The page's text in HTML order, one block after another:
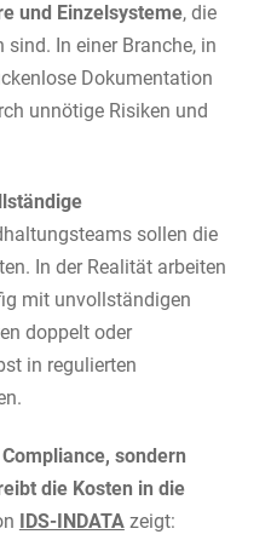
und Einzelsysteme, die
In einer Branche, in
Dokumentation
unnötige Risiken und
sollen die
In der Realität arbeiten
mit unvollständigen
doppelt oder
in regulierten
sondern
die Kosten in die
IDS-INDATAzeigt: